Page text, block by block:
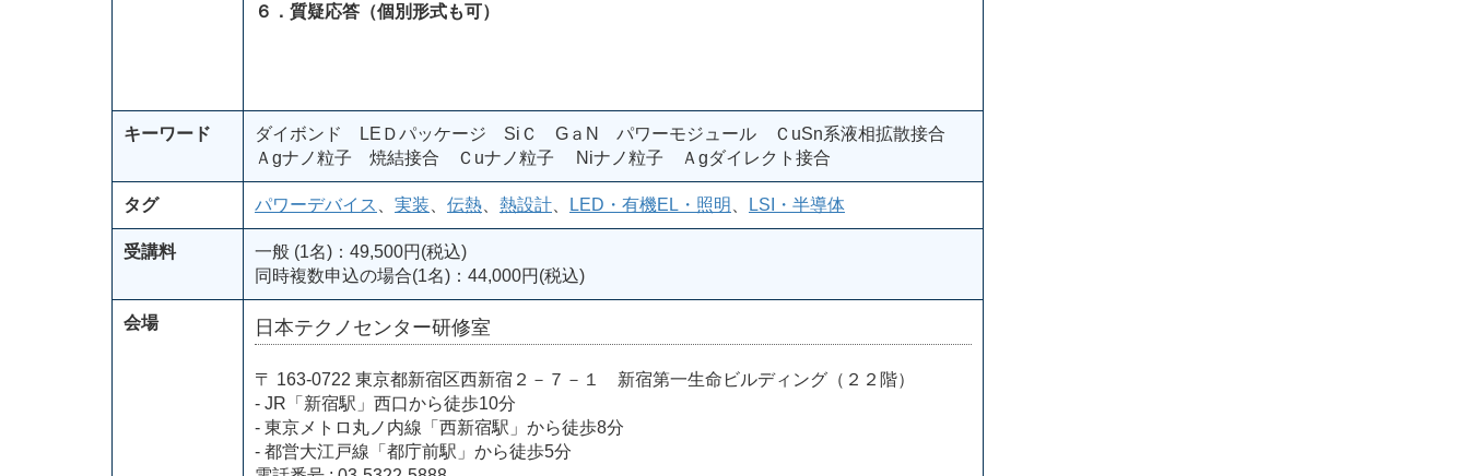
６．質疑応答（個別形式も可）
キーワード
ダイボンド LEＤパッケージ SiＣ GａN パワーモジュール ＣuSn系液相拡散接合
Ａgナノ粒子 焼結接合 Ｃuナノ粒子 Niナノ粒子 Ａgダイレクト接合
タグ パワーデバイス 実装 伝熱 熱設計 LED・有機EL・照明 LSI・半導体
受講料
一般 (1名)：49,500円(税込)
同時複数申込の場合(1名)：44,000円(税込)
会場 日本テクノセンター研修室
〒 163-0722 東京都新宿区西新宿２－７－１ 新宿第一生命ビルディング（２２階）
- JR「新宿駅」西口から徒歩10分
- 東京メトロ丸ノ内線「西新宿駅」から徒歩8分
- 都営大江戸線「都庁前駅」から徒歩5分